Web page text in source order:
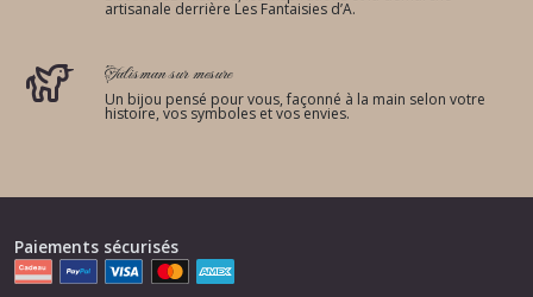
artisanale derrière Les Fantaisies d’A.
Talisman sur mesure
Un bijou pensé pour vous, façonné à la main selon votre
histoire, vos symboles et vos envies.
Paiements sécurisés